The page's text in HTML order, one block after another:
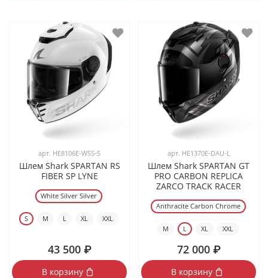
арт. HE8106E-WSS-S
Шлем Shark SPARTAN RS
FIBER SP LYNE
White Silver Silver
S M L XL XXL
43 500 ₽
В корзину
арт. HE1370E-DAU-L
Шлем Shark SPARTAN GT
PRO CARBON REPLICA
ZARCO TRACK RACER
Anthracite Carbon Chrome
M L XL XXL
72 000 ₽
В корзину